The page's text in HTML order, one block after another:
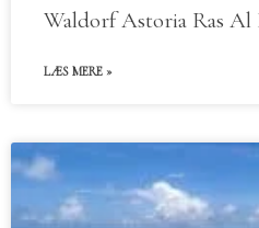
Waldorf Astoria Ras Al
LÆS MERE »